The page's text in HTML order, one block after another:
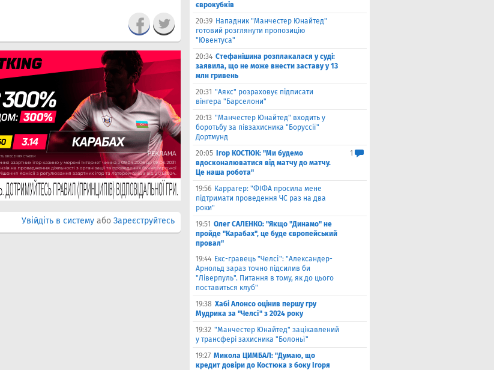
Увійдіть в систему або Зареєструйтесь
єврокубків
20:39 Нападник "Манчестер Юнайтед"
готовий розглянути пропозицію
"Ювентуса"
20:34 Стефанішина розплакалася у суді:
заявила, що не може внести заставу у 13
млн гривень
20:31 "Аякс" розраховує підписати
вінгера "Барселони"
20:13 "Манчестер Юнайтед" входить у
боротьбу за півзахисника "Боруссії"
Дортмунд
20:05
Ігор КОСТЮК: "Ми будемо
вдосконалюватися від матчу до матчу.
Це наша робота"
1
19:56 Каррагер: "ФІФА просила мене
підтримати проведення ЧС раз на два
роки"
19:51 Олег САЛЕНКО: "Якщо "Динамо" не
пройде "Карабах", це буде європейський
провал"
19:44 Екс-гравець "Челсі": "Александер-
Арнольд зараз точно підсилив би
"Ліверпуль". Питання в тому, як до цього
поставиться клуб"
19:38 Хабі Алонсо оцінив першу гру
Мудрика за "Челсі" з 2024 року
19:32 "Манчестер Юнайтед" зацікавлений
у трансфері захисника "Болоньї"
19:27 Микола ЦИМБАЛ: "Думаю, що
кредит довіри до Костюка з боку Ігоря